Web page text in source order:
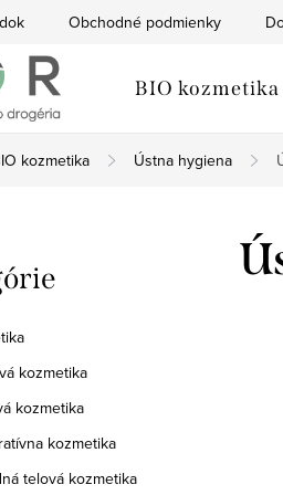
Obchodné podmienky
BIO kozmetika
kozmetika Ústna hygiena
kozmetika
kozmetika
kozmetika
telová kozmetika